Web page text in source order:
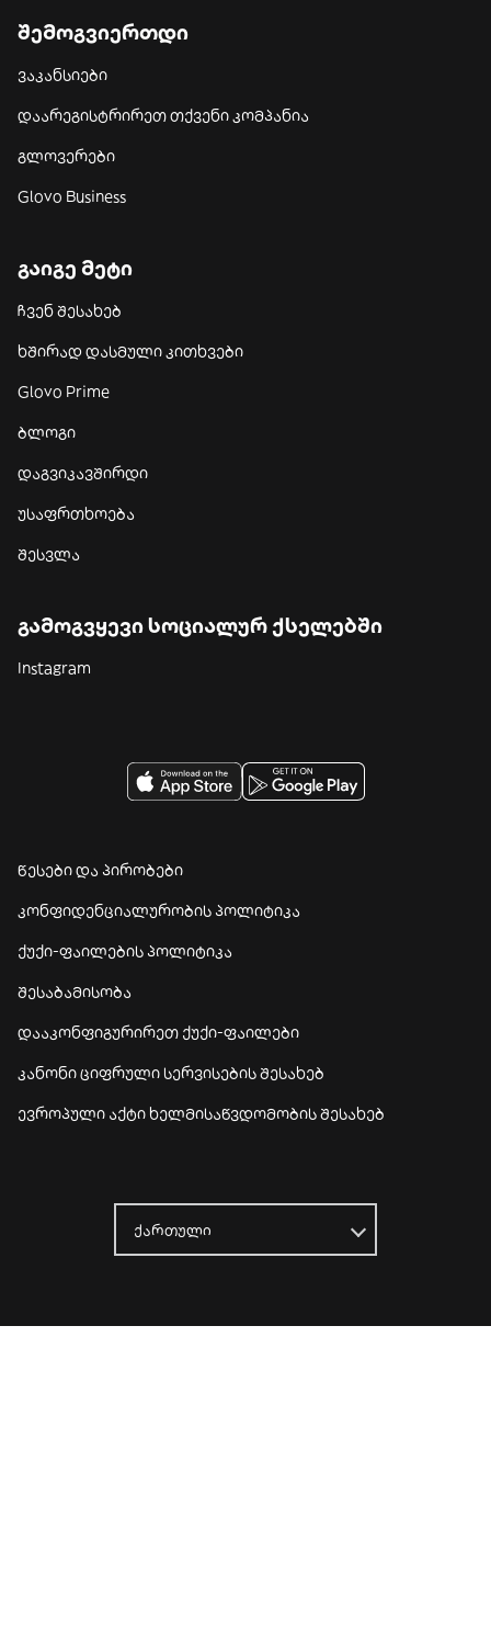
შემოგვიერთდი
ვაკანსიები
დაარეგისტრირეთ თქვენი კომპანია
გლოვერები
Glovo Business
გაიგე მეტი
ჩვენ შესახებ
ხშირად დასმული კითხვები
Glovo Prime
ბლოგი
დაგვიკავშირდი
უსაფრთხოება
შესვლა
გამოგვყევი სოციალურ ქსელებში
Instagram
წესები და პირობები
კონფიდენციალურობის პოლიტიკა
ქუქი-ფაილების პოლიტიკა
შესაბამისობა
დააკონფიგურირეთ ქუქი-ფაილები
კანონი ციფრული სერვისების შესახებ
ევროპული აქტი ხელმისაწვდომობის შესახებ